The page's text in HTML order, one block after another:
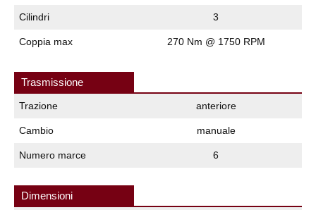
Cilindri 3
Coppia max 270 Nm @ 1750 RPM
Trasmissione
Trazione anteriore
Cambio manuale
Numero marce 6
Dimensioni